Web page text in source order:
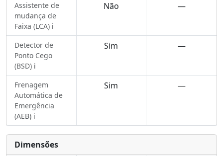
Assistente de
mudança de
Faixa (LCA) ℹ️
Não —
Detector de
Ponto Cego
(BSD) ℹ️
Sim —
Frenagem
Automática de
Emergência
(AEB) ℹ️
Sim —
Dimensões